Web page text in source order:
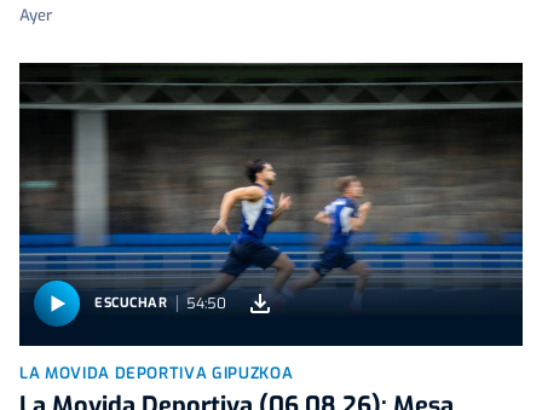
Ayer
ESCUCHAR 54:50
LA MOVIDA DEPORTIVA GIPUZKOA